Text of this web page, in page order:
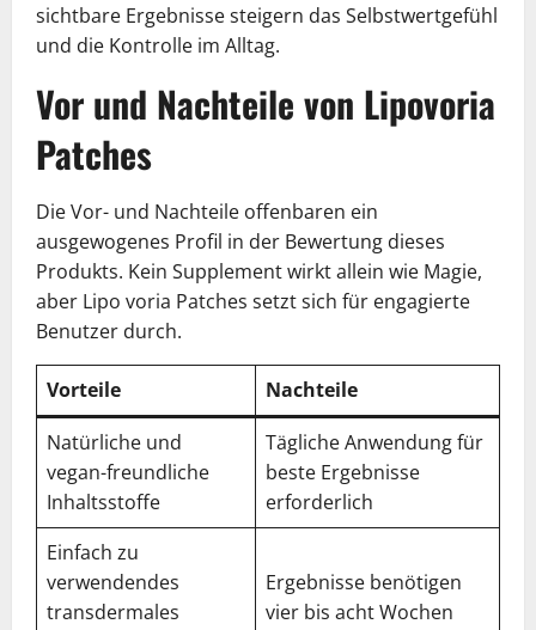
sichtbare Ergebnisse steigern das Selbstwertgefühl
und die Kontrolle im Alltag.
Vor und Nachteile von Lipovoria
Patches
Die Vor- und Nachteile offenbaren ein
ausgewogenes Profil in der Bewertung dieses
Produkts. Kein Supplement wirkt allein wie Magie,
aber Lipo voria Patches setzt sich für engagierte
Benutzer durch.
Vorteile
Nachteile
Natürliche und
vegan-freundliche
Inhaltsstoffe
Tägliche Anwendung für
beste Ergebnisse
erforderlich
Einfach zu
verwendendes
transdermales
Ergebnisse benötigen
vier bis acht Wochen